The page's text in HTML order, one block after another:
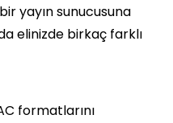
yayın sunucusuna
elinizde birkaç farklı
formatlarını